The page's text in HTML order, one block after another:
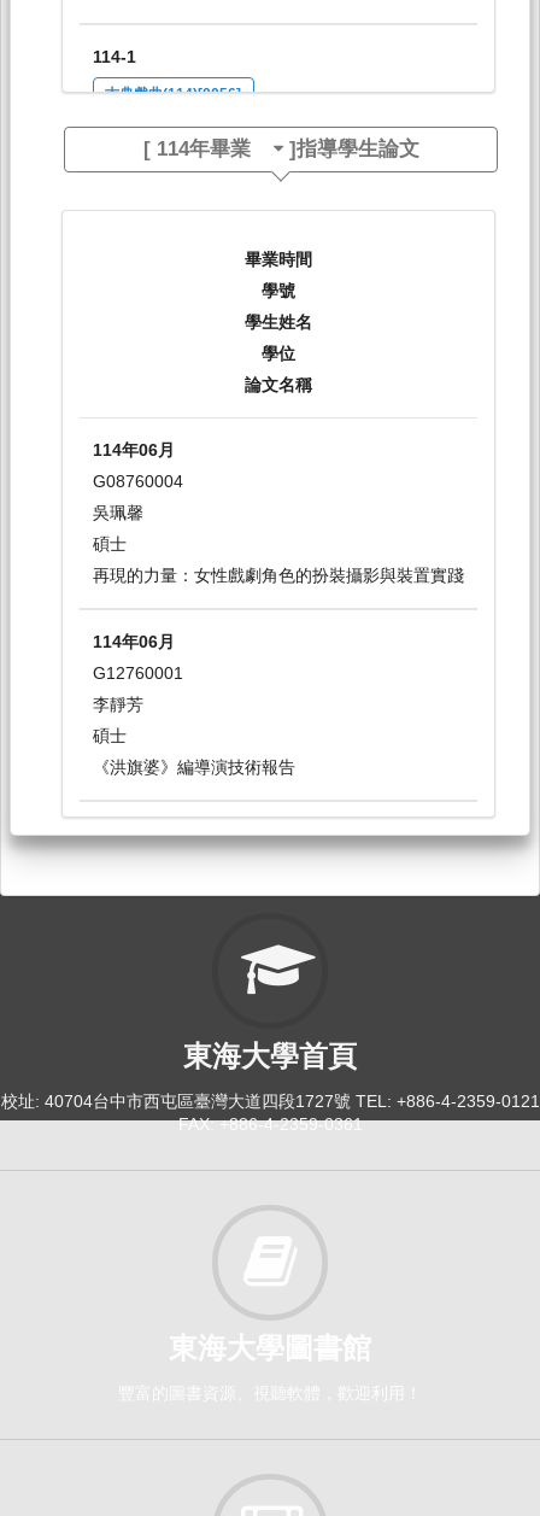
114-1
古典戲曲(114)[0056]
日間學士班-中文系2-4
日間學士班-中文系2-4
114-1
台日交流與文化轉譯[0004]
日間學士班-共選修1-4(文學院開)
選修
日間學士班-共選修1-4(文學院開)
選修
114-1
研究所-表藝碩學程1
人文教育前瞻議題研究[5190]
研究所-共選修3,4(華語碩學程開),華語碩學程1,2
多媒體、超文本，小樓院落又東風[0005]
日間學士班-共選修1-4(文學院開)
日間學士班-中文系1A
[ 114年畢業 ]指導學生論文
畢業時間
學號
學生姓名
學位
論文名稱
114年06月
G08760004
吳珮馨
碩士
再現的力量：女性戲劇角色的扮裝攝影與裝置實踐
114年06月
G12760001
李靜芳
碩士
《洪旗婆》編導演技術報告
114年06月
陳 瑋
演化．衍生．展演：未來人類對於環境變遷的應對
東海大學首頁
校址: 40704台中市西屯區臺灣大道四段1727號 TEL: +886-4-2359-0121
FAX: +886-4-2359-0361
東海大學圖書館
豐富的圖書資源、視聽軟體，歡迎利用！